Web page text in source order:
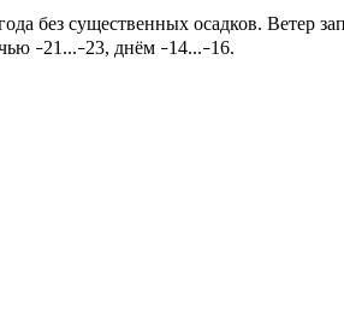
без существенных осадков. Ветер
–21...–23, днём –14...–16.